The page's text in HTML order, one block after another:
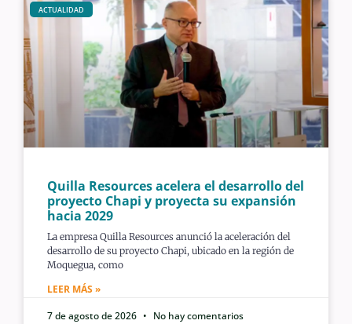
ACTUALIDAD
Quilla Resources acelera el desarrollo del
proyecto Chapi y proyecta su expansión
hacia 2029
La empresa Quilla Resources anunció la aceleración del
desarrollo de su proyecto Chapi, ubicado en la región de
Moquegua, como
LEER MÁS »
7 de agosto de 2026
No hay comentarios